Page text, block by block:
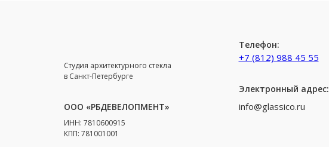
Студия архитектурного стекла
в Санкт-Петербурге
ООО «РБДЕВЕЛОПМЕНТ»
ИНН: 7810600915
КПП: 781001001
Телефон:
+7 (812) 988 45 55
Электронный адрес:
info@glassico.ru